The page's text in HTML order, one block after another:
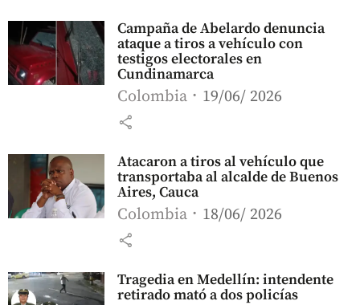
Campaña de Abelardo denuncia
ataque a tiros a vehículo con
testigos electorales en
Cundinamarca
Colombia 19/06/ 2026
share
Atacaron a tiros al vehículo que
transportaba al alcalde de Buenos
Aires, Cauca
Colombia 18/06/ 2026
share
Tragedia en Medellín: intendente
retirado mató a dos policías